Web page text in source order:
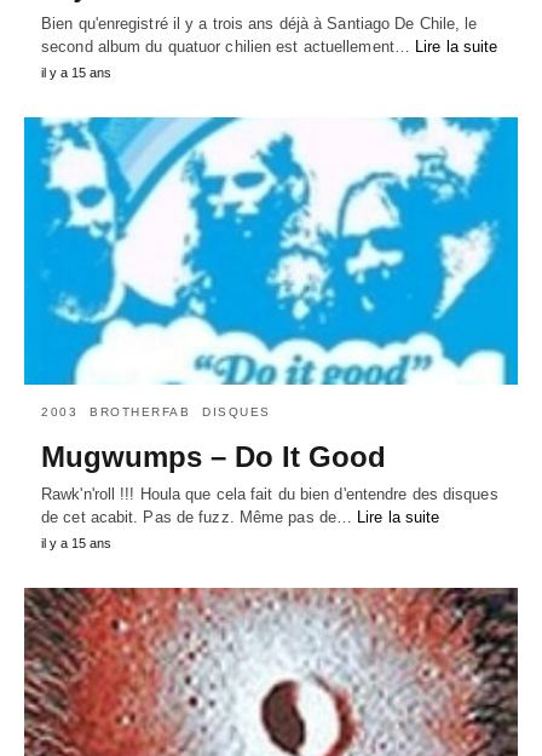
Bien qu'enregistré il y a trois ans déjà à Santiago De Chile, le
second album du quatuor chilien est actuellement… Lire la suite
il y a 15 ans
2003 BROTHERFAB DISQUES
Mugwumps – Do It Good
Rawk'n'roll !!! Houla que cela fait du bien d'entendre des disques
de cet acabit. Pas de fuzz. Même pas de… Lire la suite
il y a 15 ans